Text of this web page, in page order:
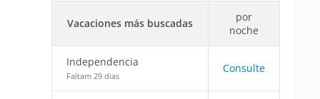
Vacaciones más buscadas
por
noche
Independencia
Faltam 29 dias
Consulte